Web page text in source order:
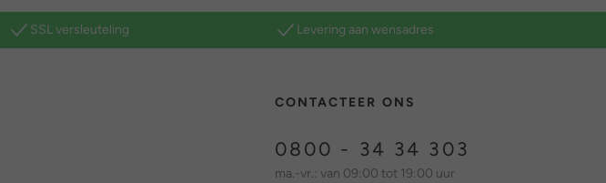
SSL versleuteling Levering aan wensadres
CONTACTEER ONS
0800 - 34 34 303
ma.-vr.: van 09:00 tot 19:00 uur